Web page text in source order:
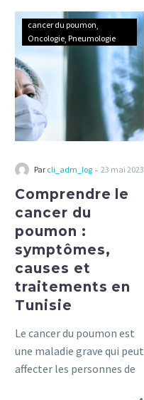
respiratoire et notre bien-
être global. Comprendre
le
cancer
poumon
symptômes,
causes
en
Tunisie
cancer du poumon
Oncologie Pneumologie
Par cli_adm_log - 23 mai 2023
Comprendre le
cancer du
poumon :
symptômes,
causes et
traitements en
Tunisie
Le cancer du poumon est
une maladie grave qui peut
affecter les personnes de